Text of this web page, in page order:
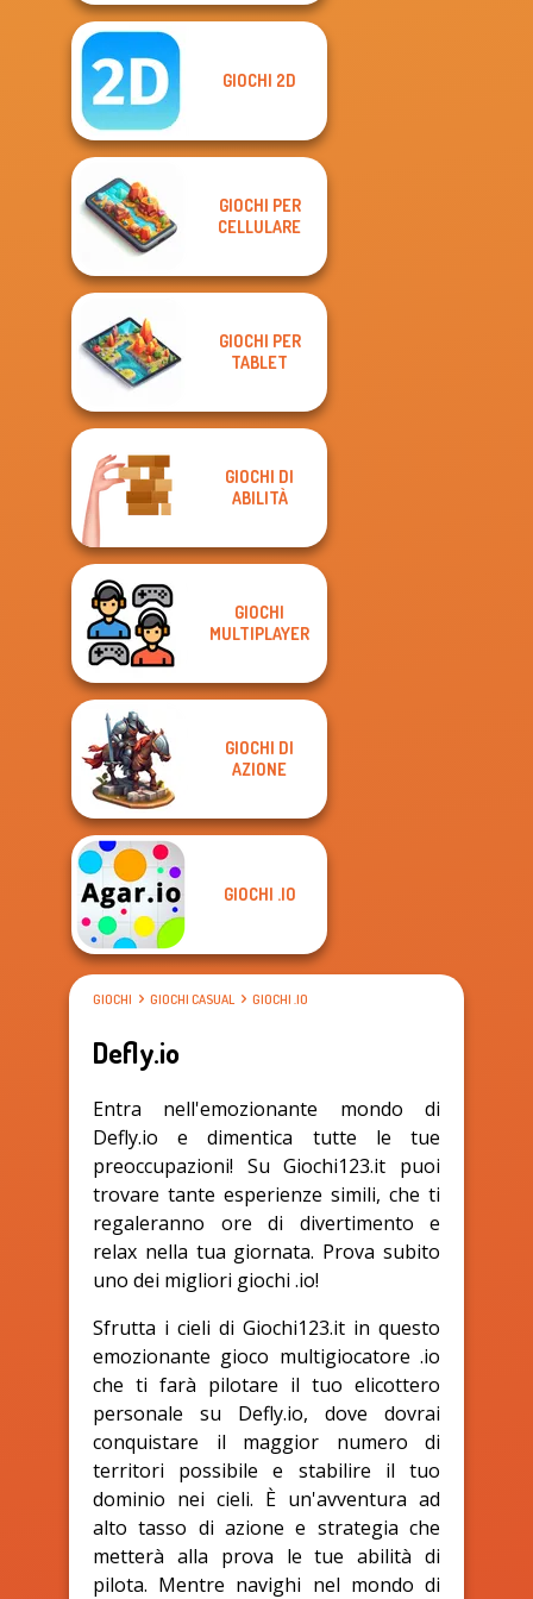
GIOCHI 2D
GIOCHI PER
CELLULARE
GIOCHI PER
TABLET
GIOCHI DI
ABILITÀ
GIOCHI
MULTIPLAYER
GIOCHI DI
AZIONE
GIOCHI .IO
GIOCHI GIOCHI CASUAL GIOCHI .IO
Defly.io
Entra nell'emozionante mondo di
Defly.io e dimentica tutte le tue
preoccupazioni! Su Giochi123.it puoi
trovare tante esperienze simili, che ti
regaleranno ore di divertimento e
relax nella tua giornata. Prova subito
uno dei migliori giochi .io!
Sfrutta i cieli di Giochi123.it in questo
emozionante gioco multigiocatore .io
che ti farà pilotare il tuo elicottero
personale su Defly.io, dove dovrai
conquistare il maggior numero di
territori possibile e stabilire il tuo
dominio nei cieli. È un'avventura ad
alto tasso di azione e strategia che
metterà alla prova le tue abilità di
pilota. Mentre navighi nel mondo di